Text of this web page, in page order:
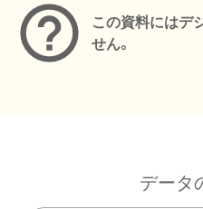
この資料にはデ
せん。
データ